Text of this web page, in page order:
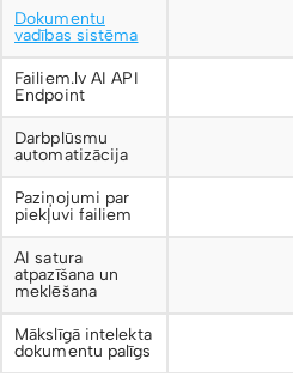
Dokumentu
vadības sistēma
Failiem.lv AI API
Endpoint
Darbplūsmu
automatizācija
Paziņojumi par
piekļuvi failiem
AI satura
atpazīšana un
meklēšana
Mākslīgā intelekta
dokumentu palīgs